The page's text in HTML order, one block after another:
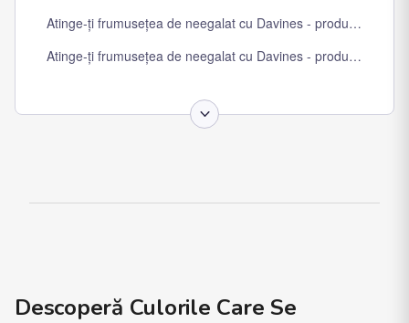
Atinge-ți frumusețea de neegalat cu Davines - produsele
Atinge-ți frumusețea de neegalat cu Davines - produsele
Descoperă Culorile Care Se